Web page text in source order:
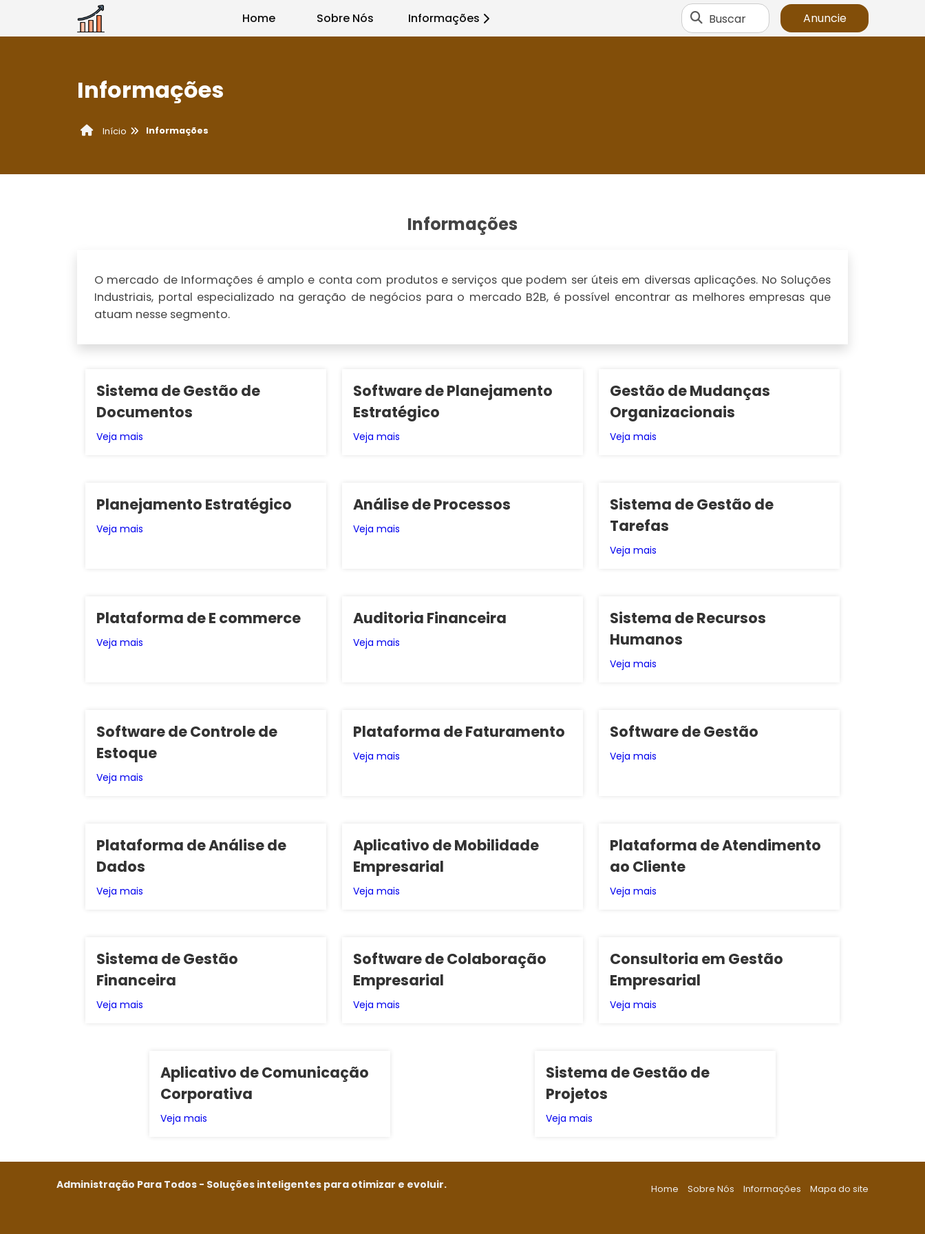
Home Sobre Nós Informações Buscar Anuncie
Informações
Início Informações
Informações
O mercado de Informações é amplo e conta com produtos e serviços que podem ser úteis em diversas aplicações. No Soluções
Industriais, portal especializado na geração de negócios para o mercado B2B, é possível encontrar as melhores empresas que
atuam nesse segmento.
Sistema de Gestão de
Documentos
Veja mais
Software de Planejamento
Estratégico
Veja mais
Gestão de Mudanças
Organizacionais
Veja mais
Planejamento Estratégico
Veja mais
Análise de Processos
Veja mais
Sistema de Gestão de
Tarefas
Veja mais
Plataforma de E commerce
Veja mais
Auditoria Financeira
Veja mais
Sistema de Recursos
Humanos
Veja mais
Software de Controle de
Estoque
Veja mais
Plataforma de Faturamento
Veja mais
Software de Gestão
Veja mais
Plataforma de Análise de
Dados
Veja mais
Aplicativo de Mobilidade
Empresarial
Veja mais
Plataforma de Atendimento
ao Cliente
Veja mais
Sistema de Gestão
Financeira
Veja mais
Software de Colaboração
Empresarial
Veja mais
Consultoria em Gestão
Empresarial
Veja mais
Aplicativo de Comunicação
Corporativa
Veja mais
Sistema de Gestão de
Projetos
Veja mais
Administração Para Todos - Soluções inteligentes para otimizar e evoluir. Home Sobre Nós Informações Mapa do site